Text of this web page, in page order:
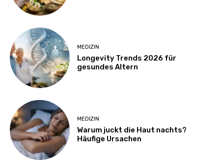
MEDIZIN
Longevity Trends 2026 für
gesundes Altern
MEDIZIN
Warum juckt die Haut nachts?
Häufige Ursachen